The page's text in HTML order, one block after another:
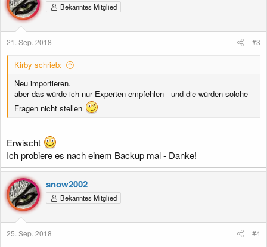
Bekanntes Mitglied
21. Sep. 2018 #3
Kirby schrieb:
Neu importieren.
aber das würde ich nur Experten empfehlen - und die würden solche
Fragen nicht stellen
Erwischt
Ich probiere es nach einem Backup mal - Danke!
snow2002
Bekanntes Mitglied
25. Sep. 2018 #4